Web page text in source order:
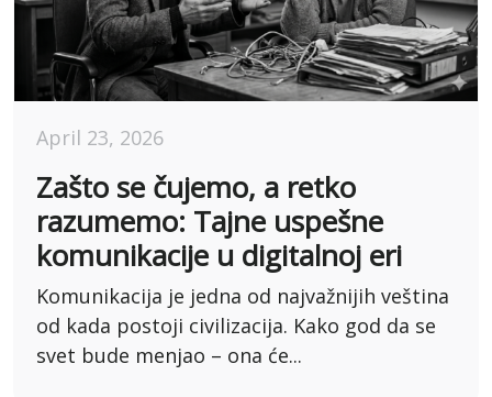
April 23, 2026
Zašto se čujemo, a retko
razumemo: Tajne uspešne
komunikacije u digitalnoj eri
Komunikacija je jedna od najvažnijih veština
od kada postoji civilizacija. Kako god da se
svet bude menjao – ona će...